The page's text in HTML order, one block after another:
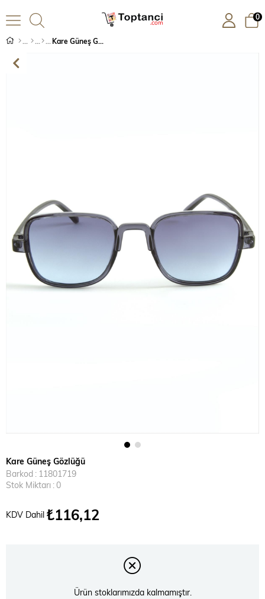
0
Kare Güneş Gözlüğü
Kare Güneş Gözlüğü
Barkod : 11801719
Stok Miktarı :0
KDV Dahil ₺116,12
Ürün stoklarımızda kalmamıştır.